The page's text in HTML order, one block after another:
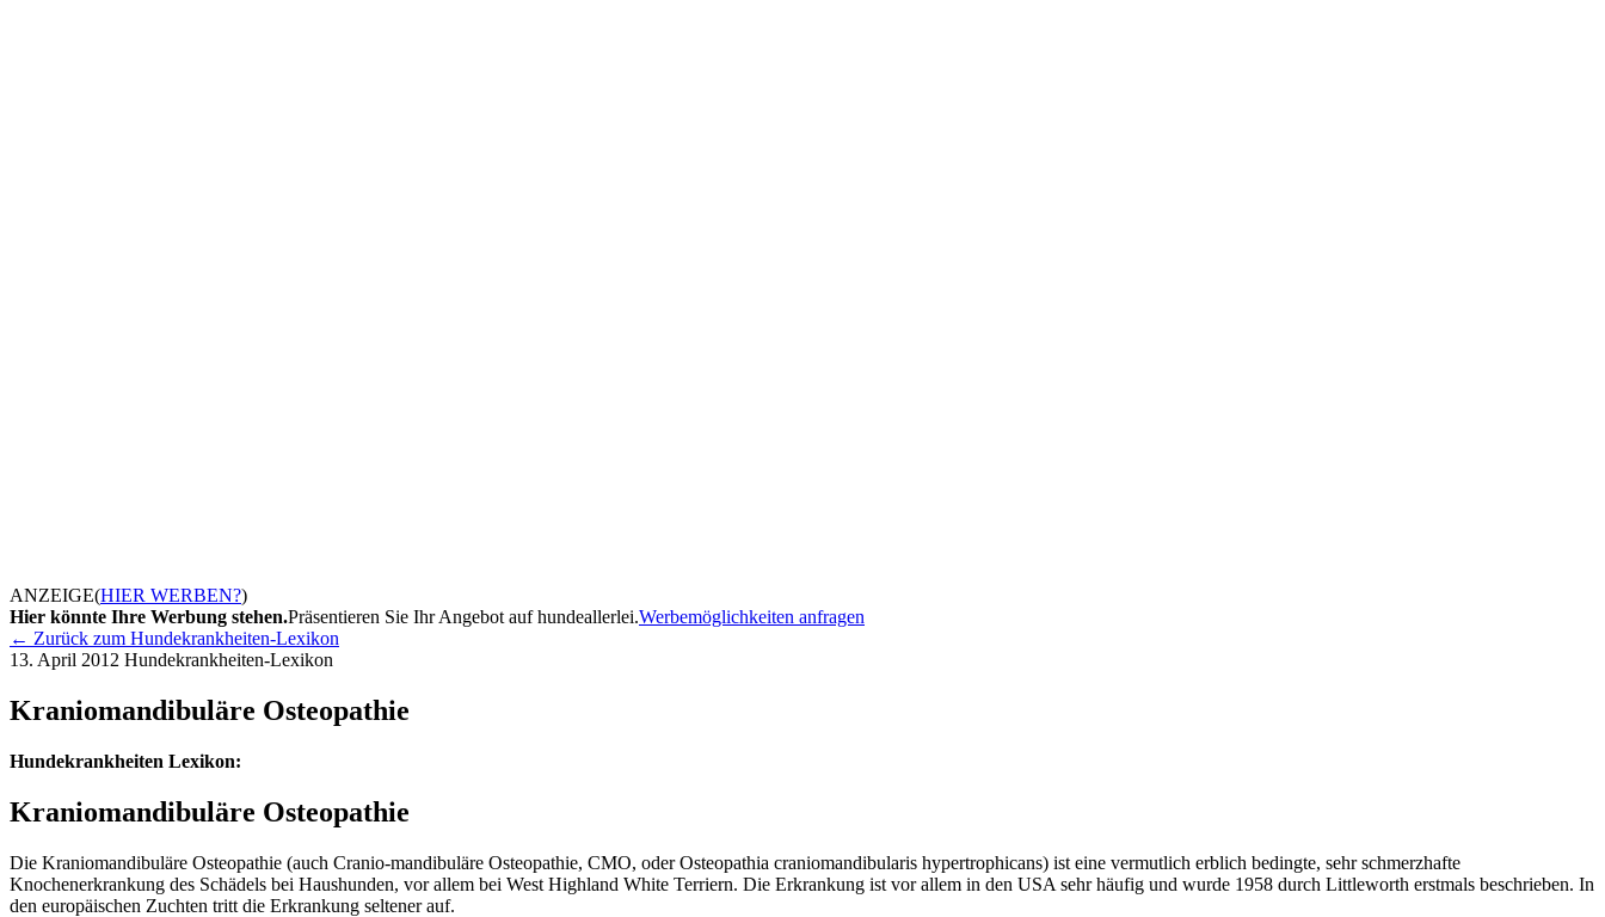
ANZEIGE(HIER WERBEN?)
Hier könnte Ihre Werbung stehen.Präsentieren Sie Ihr Angebot auf hundeallerlei.Werbemöglichkeiten anfragen
← Zurück zum Hundekrankheiten-Lexikon
13. April 2012 Hundekrankheiten-Lexikon
Kraniomandibuläre Osteopathie
Hundekrankheiten Lexikon:
Kraniomandibuläre Osteopathie
Die Kraniomandibuläre Osteopathie (auch Cranio-mandibuläre Osteopathie, CMO, oder Osteopathia craniomandibularis hypertrophicans) ist eine vermutlich erblich bedingte, sehr schmerzhafte
Knochenerkrankung des Schädels bei Haushunden, vor allem bei West Highland White Terriern. Die Erkrankung ist vor allem in den USA sehr häufig und wurde 1958 durch Littleworth erstmals beschrieben. In
den europäischen Zuchten tritt die Erkrankung seltener auf.